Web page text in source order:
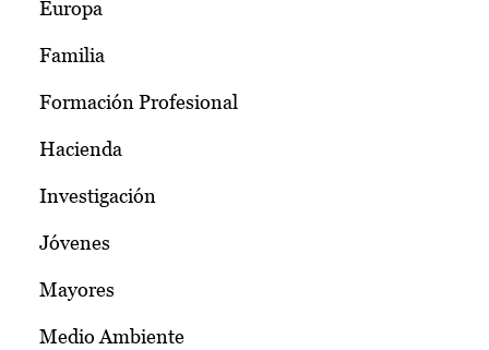
Europa
Familia
Formación Profesional
Hacienda
Investigación
Jóvenes
Mayores
Medio Ambiente